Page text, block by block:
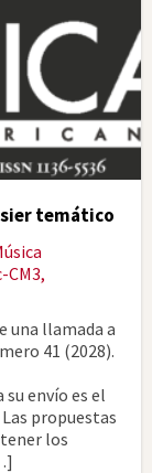
temático
CM3,
una llamada a
41 (2028).
envío es el
Las propuestas
los